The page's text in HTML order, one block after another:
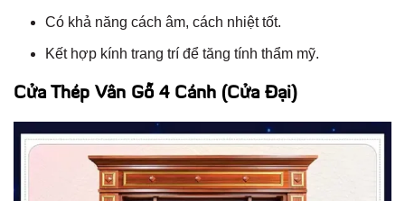
Có khả năng cách âm, cách nhiệt tốt.
Kết hợp kính trang trí để tăng tính thẩm mỹ.
Cửa Thép Vân Gỗ 4 Cánh (Cửa Đại)